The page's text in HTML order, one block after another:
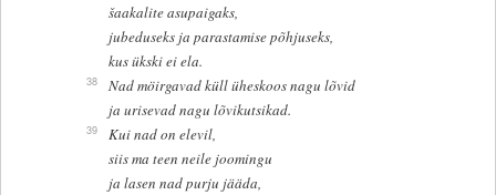
šaakalite asupaigaks,
jubeduseks ja parastamise põhjuseks,
kus ükski ei ela.
38
Nad möirgavad küll üheskoos nagu lõvid
ja urisevad nagu lõvikutsikad.
39
Kui nad on elevil,
siis ma teen neile joomingu
ja lasen nad purju jääda,